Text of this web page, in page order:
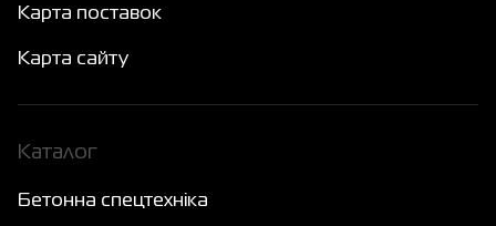
Карта поставок
Карта сайту
Каталог
Бетонна спецтехніка